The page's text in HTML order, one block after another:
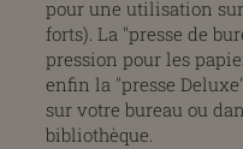
pour une utilisation
forts). La "presse de
pression pour les
enfin la "presse
sur votre bureau ou
bibliothèque.